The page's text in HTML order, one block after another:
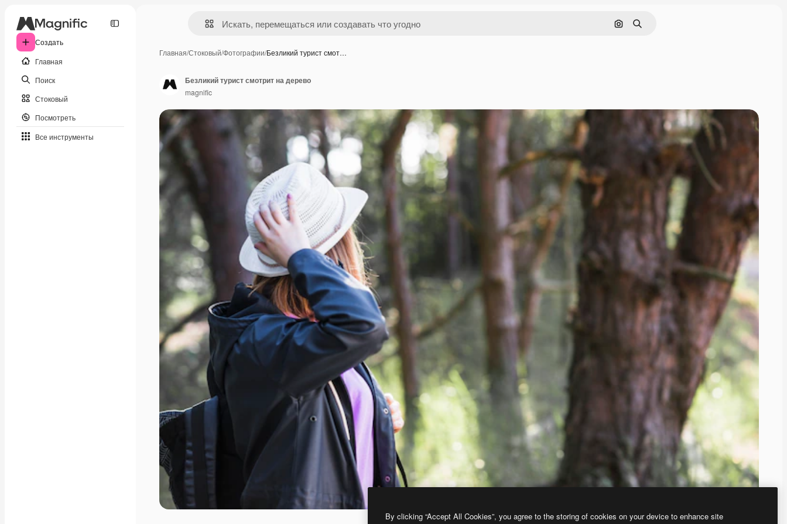
Создать
Главная
Поиск
Стоковый
Посмотреть
Все инструменты
Поиск по изображению
Поиск
Главная/Стоковый/Фотографии/Безликий турист смот…
Безликий турист смотрит на дерево
magnific
By clicking “Accept All Cookies”, you agree to the storing of cookies on your device to enhance site